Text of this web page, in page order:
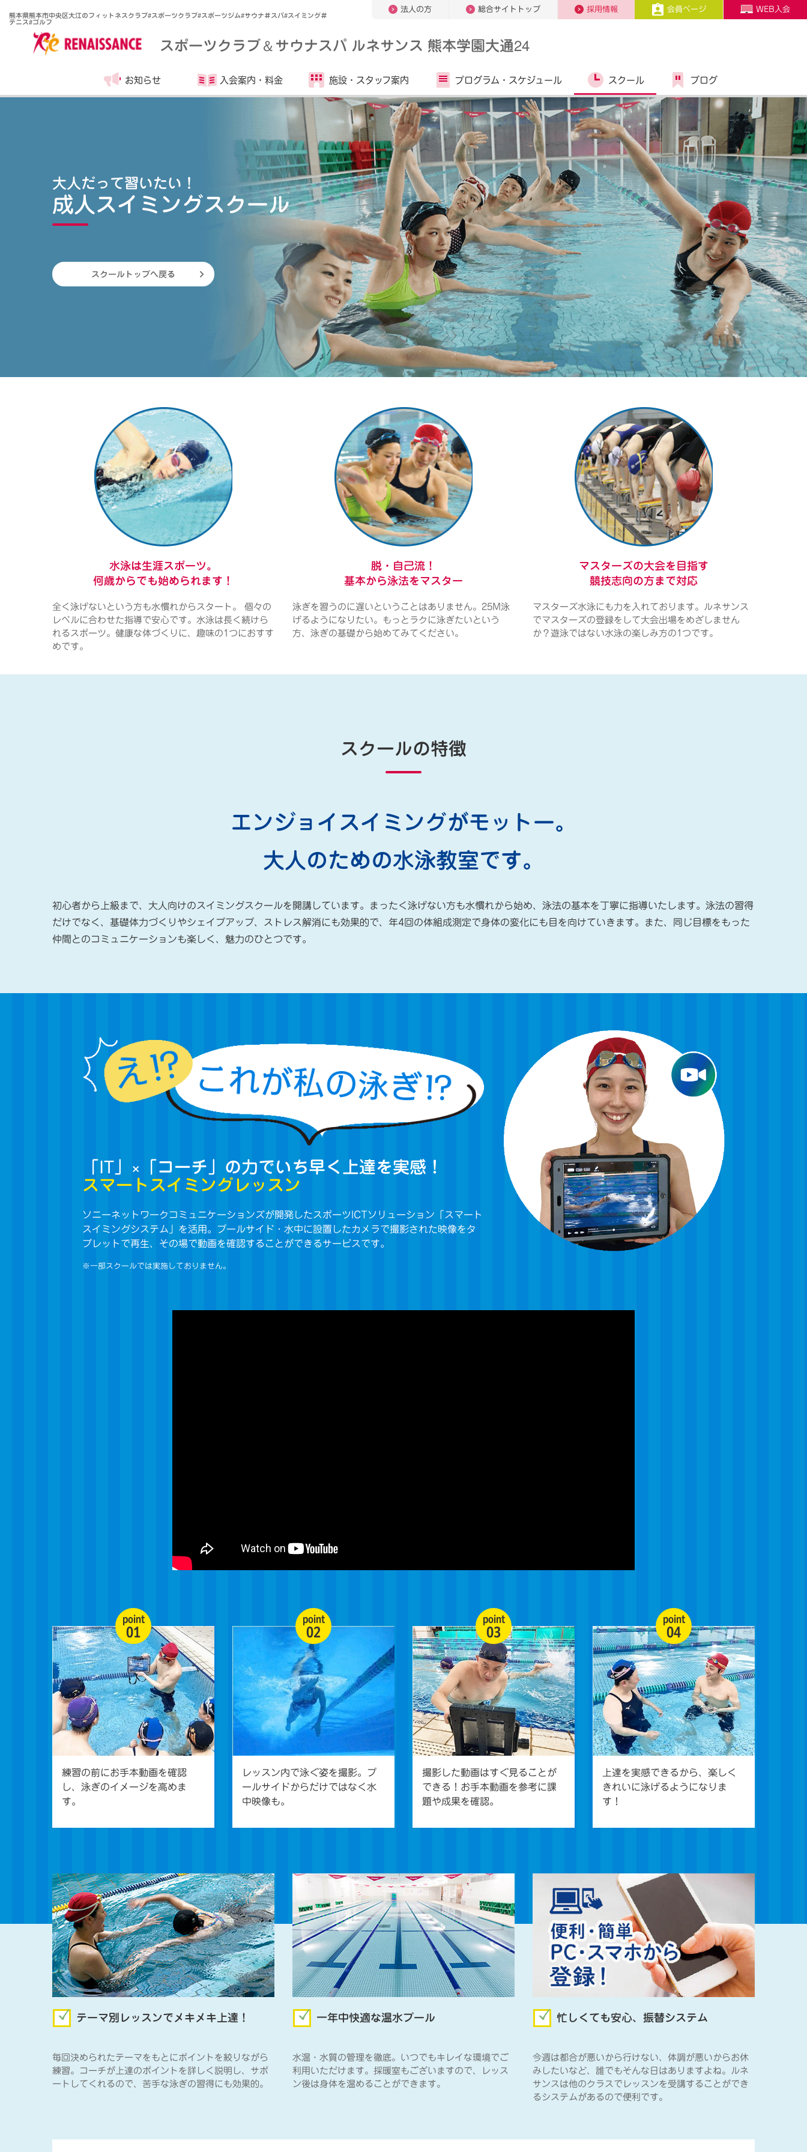
熊本県熊本市中央区大江のフィットネスクラブ#スポーツクラブ#スポーツジム#サウナ＃スパ#スイミング＃
テニス#ゴルフ
法人の方 総合サイトトップ 採用情報 会員ページ WEB入会
スポーツクラブ＆サウナスパ ルネサンス 熊本学園大通24
お知らせ 入会案内・ 料金 施設・ スタッフ案内 プログラム・ スケジュール スクール ブログ
大人だって習いたい！
成人スイミングスクール
スクールトップへ戻る
水泳は生涯スポーツ。
何歳からでも始められます！
全く泳げないという方も水慣れからスタート。 個々の
レベルに合わせた指導で安心です。水泳は長く続けら
れるスポーツ。健康な体づくりに、趣味の1つにおすす
めです。
脱・自己流！
基本から泳法をマスター
泳ぎを習うのに遅いということはありません。25M泳
げるようになりたい。もっとラクに泳ぎたいという
方、泳ぎの基礎から始めてみてください。
マスターズの大会を目指す
競技志向の方まで対応
マスターズ水泳にも力を入れております。ルネサンス
でマスターズの登録をして大会出場をめざしません
か？遊泳ではない水泳の楽しみ方の1つです。
スクールの特徴
エンジョイスイミングがモットー。
大人のための水泳教室です。
初心者から上級まで、大人向けのスイミングスクールを開講しています。まったく泳げない方も水慣れから始め、泳法の基本を丁寧に指導いたします。泳法の習得
だけでなく、基礎体力づくりやシェイプアップ、ストレス解消にも効果的で、年4回の体組成測定で身体の変化にも目を向けていきます。また、同じ目標をもった
仲間とのコミュニケーションも楽しく、魅力のひとつです。
「IT」×「コーチ」の力でいち早く上達を実感！
スマートスイミングレッスン
ソニーネットワークコミュニケーションズが開発したスポーツICTソリューション「スマート
スイミングシステム」を活用。プールサイド・水中に設置したカメラで撮影された映像をタ
ブレットで再生、その場で動画を確認することができるサービスです。
※一部スクールでは実施しておりません。
練習の前にお手本動画を確認
し、泳ぎのイメージを高めま
す。
point
01
レッスン内で泳ぐ姿を撮影。プ
ールサイドからだけではなく水
中映像も。
point
02
撮影した動画はすぐ見ることが
できる！お手本動画を参考に課
題や成果を確認。
point
03
上達を実感できるから、楽しく
きれいに泳げるようになりま
す！
point
04
テーマ別レッスンでメキメキ上達！
毎回決められたテーマをもとにポイントを絞りながら
練習。コーチが上達のポイントを詳しく説明し、サポ
ートしてくれるので、苦手な泳ぎの習得にも効果的。
一年中快適な温水プール
水温・水質の管理を徹底。いつでもキレイな環境でご
利用いただけます。採暖室もございますので、レッス
ン後は身体を温めることができます。
忙しくても安心、振替システム
今週は都合が悪いから行けない、体調が悪いからお休
みしたいなど、誰でもそんな日はありますよね。ルネ
サンスは他のクラスでレッスンを受講することができ
るシステムがあるので便利です。